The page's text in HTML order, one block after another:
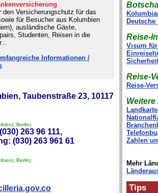
den Versicherungschutz für das
für Besucher aus Kolumbien
ausländische Gäste,
Studenten, Reisen in die
Informationen /
Taubenstraße 23, 10117
Berlin)
263 96 111,
(030) 263 961 61
Berlin)
Reise-
Visum
Reise-
Reise-
Zahlen
Mehr
Tips